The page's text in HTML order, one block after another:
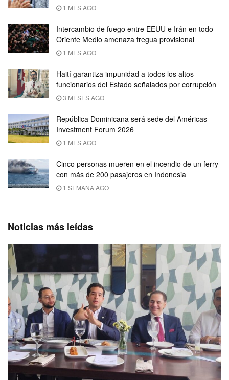
1 MES AGO
Intercambio de fuego entre EEUU e Irán en todo
Oriente Medio amenaza tregua provisional
1 MES AGO
Haití garantiza impunidad a todos los altos
funcionarios del Estado señalados por corrupción
3 MESES AGO
República Dominicana será sede del Américas
Investment Forum 2026
1 MES AGO
Cinco personas mueren en el incendio de un ferry
con más de 200 pasajeros en Indonesia
1 SEMANA AGO
Noticias más leídas